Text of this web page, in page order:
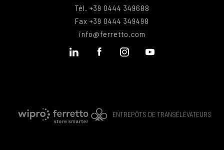
Tél. +39 0444 349688
Fax +39 0444 349498
info@ferretto.com
ENTREPÔTS DE TRANSÉLÉVATEURS